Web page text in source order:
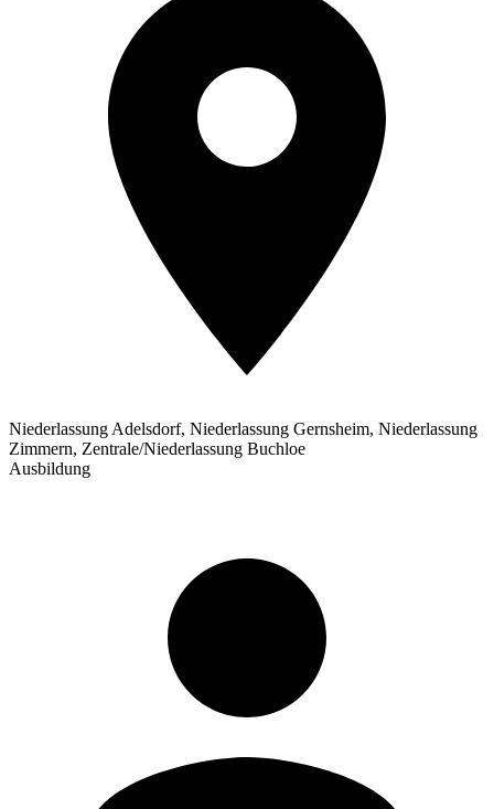
Niederlassung Adelsdorf, Niederlassung Gernsheim, Niederlassung
Zimmern, Zentrale/Niederlassung Buchloe
Ausbildung